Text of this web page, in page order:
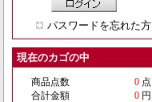
パスワードを忘れた方
現在のカゴの中
商品点数 0 点
合計金額
0 円